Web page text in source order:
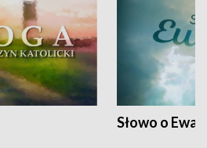
Słowo o